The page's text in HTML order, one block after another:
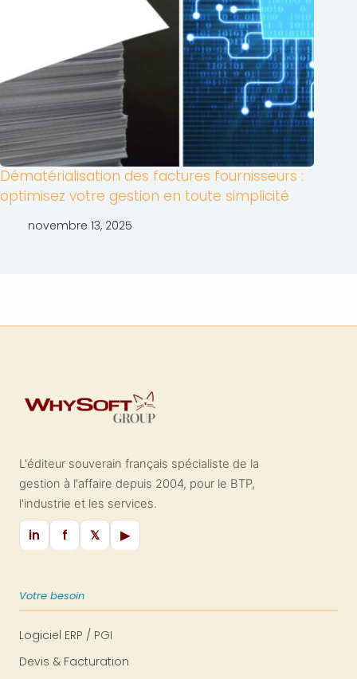
Dématérialisation des factures fournisseurs :
optimisez votre gestion en toute simplicité
novembre 13, 2025
L'éditeur souverain français spécialiste de la
gestion à l'affaire depuis 2004, pour le BTP,
l'industrie et les services.
in f 𝕏 ▶
Votre besoin
Logiciel ERP / PGI
Devis & Facturation